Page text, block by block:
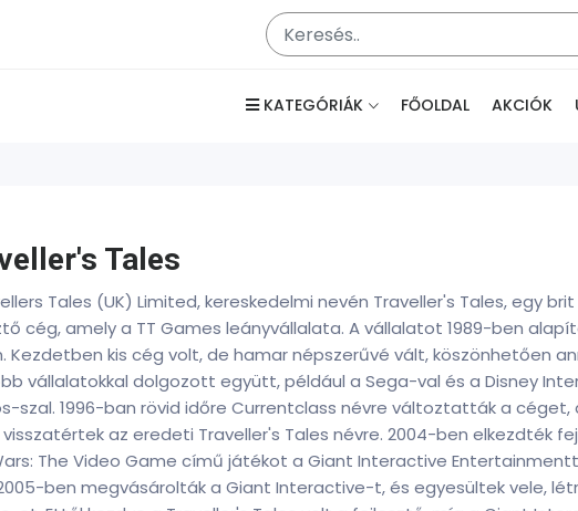
KATEGÓRIÁK FŐOLDAL AKCIÓK
Tales
Tales (UK) Limited, kereskedelmi nevén Traveller's Tales, egy
cég, amely a TT Games leányvállalata. A vállalatot 1989-ben
Kezdetben kis cég volt, de hamar népszerűvé vált, köszönhetően
vállalatokkal dolgozott együtt, például a Sega-val és a Disney
szal. 1996-ban rövid időre Currentclass névre változtatták a céget,
az eredeti Traveller's Tales névre. 2004-ben elkezdték
The Video Game című játékot a Giant Interactive
ben megvásárolták a Giant Interactive-t, és egyesültek vele,